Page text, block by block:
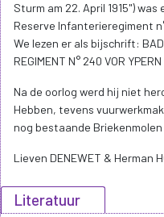
Sturm am 22. April 1915")
Reserve Infanterieregiment
We lezen er als bijschrift:
REGIMENT N° 240 VOR
Na de oorlog werd hij niet
Hebben, tevens
nog bestaande Briekenmolen
Lieven DENEWET & Herman
Literatuur